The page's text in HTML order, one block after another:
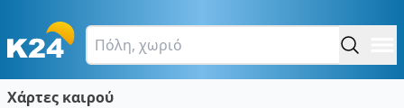
Χάρτες καιρού